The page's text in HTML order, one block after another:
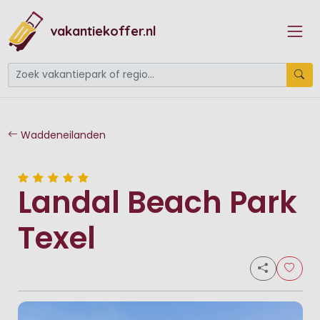
vakantiekoffer.nl
Waddeneilanden
Landal Beach Park
Texel